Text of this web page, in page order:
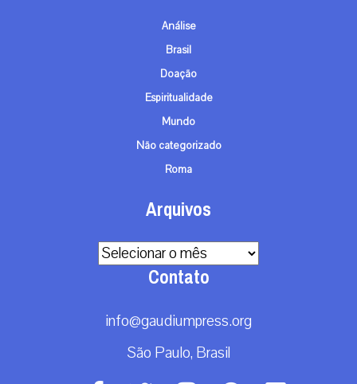
Análise
Brasil
Doação
Espiritualidade
Mundo
Não categorizado
Roma
Arquivos
Arquivos
Contato
info@gaudiumpress.org
São Paulo, Brasil